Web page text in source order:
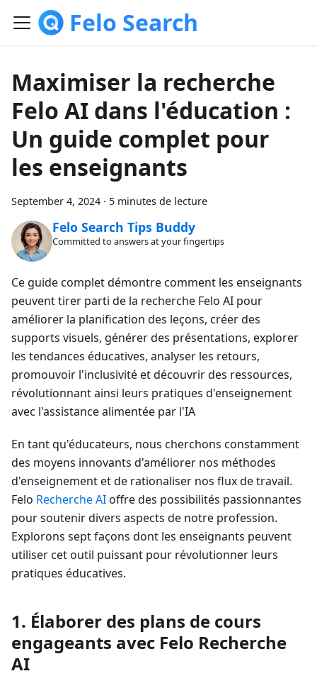
Felo Search
Maximiser la recherche
Felo AI dans l'éducation :
Un guide complet pour
les enseignants
September 4, 2024 · 5 minutes de lecture
Felo Search Tips Buddy
Committed to answers at your fingertips
Ce guide complet démontre comment les enseignants
peuvent tirer parti de la recherche Felo AI pour
améliorer la planification des leçons, créer des
supports visuels, générer des présentations, explorer
les tendances éducatives, analyser les retours,
promouvoir l'inclusivité et découvrir des ressources,
révolutionnant ainsi leurs pratiques d'enseignement
avec l'assistance alimentée par l'IA
En tant qu'éducateurs, nous cherchons constamment
des moyens innovants d'améliorer nos méthodes
d'enseignement et de rationaliser nos flux de travail.
Felo Recherche AIoffre des possibilités passionnantes
pour soutenir divers aspects de notre profession.
Explorons sept façons dont les enseignants peuvent
utiliser cet outil puissant pour révolutionner leurs
pratiques éducatives.
1. Élaborer des plans de cours
engageants avec Felo Recherche
AI